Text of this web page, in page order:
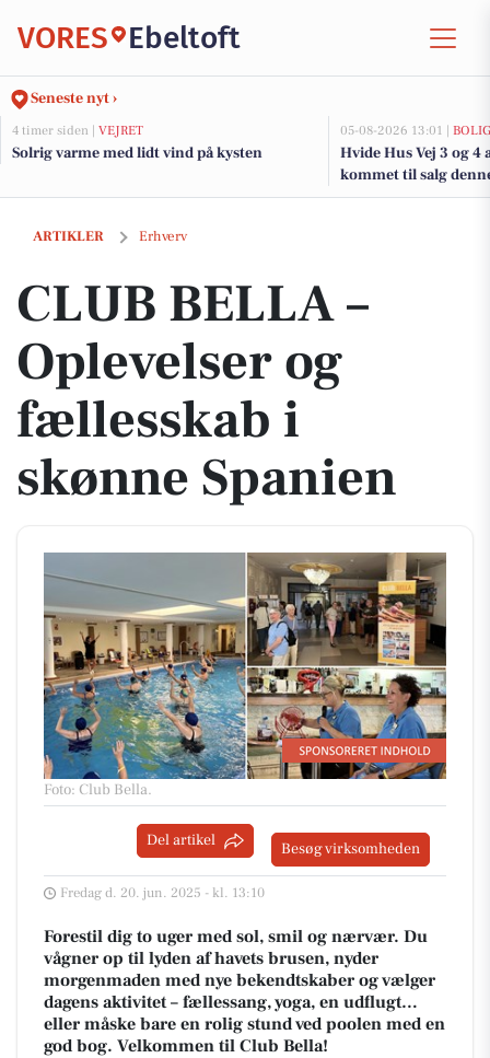
VORES Ebeltoft
Seneste nyt ›
4 timer siden | VEJRET
Solrig varme med lidt vind på kysten
05-08-2026 13:01 |
Hvide Hus Vej 3 og 4
kommet til salg
boligerne her.
ARTIKLER Erhverv
CLUB BELLA – Oplevelser og fællesskab i skønne Spanien
CLUB BELLA –
Oplevelser og
fællesskab i
skønne Spanien
Foto: Club Bella.
Del artikel Besøg virksomheden
Fredag d. 20. jun. 2025 - kl. 13:10
Forestil dig to uger med sol, smil og nærvær. Du
vågner op til lyden af havets brusen, nyder
morgenmaden med nye bekendtskaber og vælger
dagens aktivitet – fællessang, yoga, en udflugt…
eller måske bare en rolig stund ved poolen med en
god bog. Velkommen til Club Bella!